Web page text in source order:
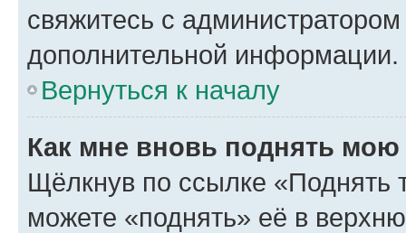
свяжитесь с
дополнительной информации.
Вернуться к началу
Как мне вновь поднять мою
Щёлкнув по ссылке «Поднять
можете «поднять» её в